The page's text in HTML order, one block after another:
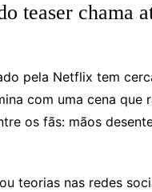
teaser chama
pela Netflix tem
com uma cena que
os fãs: mãos
teorias nas redes